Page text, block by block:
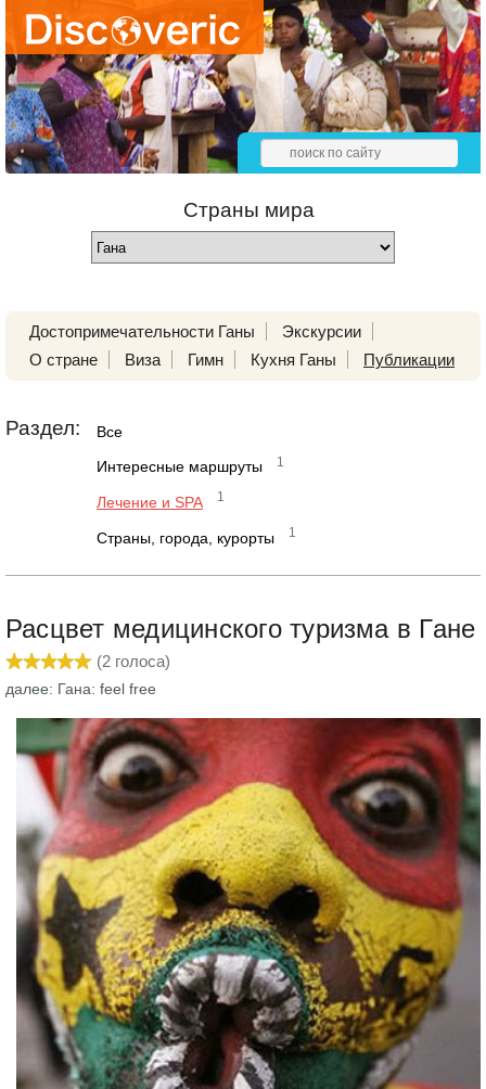
Страны мира
Достопримечательности Ганы
Экскурсии
О стране
Виза Гимн Кухня Ганы Публикации
Раздел: Все
Интересные маршруты 1
Лечение и SPA 1
Страны, города, курорты 1
Расцвет медицинского туризма в Гане
(2 голоса)
далее: Гана: feel free